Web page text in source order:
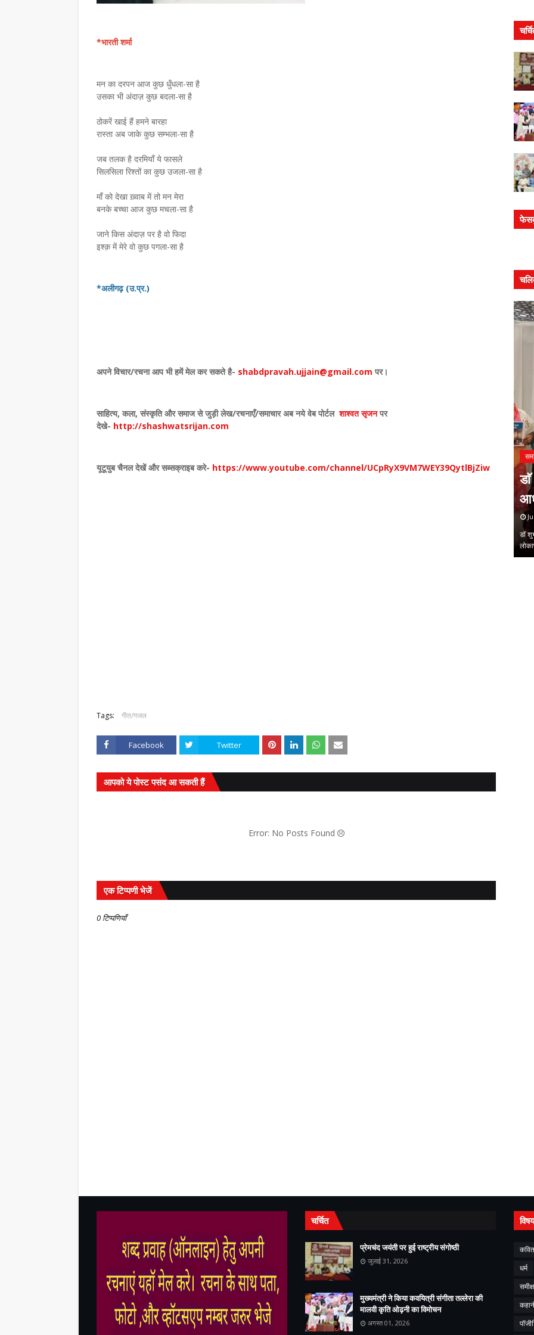
*भारती शर्मा
मन का दरपन आज कुछ धुँधला-सा है
उसका भी अंदाज़ कुछ बदला-सा है
ठोकरें खाई हैं हमने बारहा
रास्ता अब जाके कुछ सम्भला-सा है
जब तलक है दरमियाँ ये फासले
सिलसिला रिश्तों का कुछ उजला-सा है
माँ को देखा ख़्वाब में तो मन मेरा
बनके बच्चा आज कुछ मचला-सा है
जाने किस अंदाज़ पर है वो फिदा
इश्क़ में मेरे वो कुछ पगला-सा है
*अलीगढ़ (उ.प्र.)
अपने विचार/रचना आप भी हमें मेल कर सकते है- shabdpravah.ujjain@gmail.com पर।
साहित्य, कला, संस्कृति और समाज से जुड़ी लेख/रचनाएँ/समाचार अब नये वेब पोर्टल शाश्वत सृजन पर
देखे- http://shashwatsrijan.com
यूटूयुब चैनल देखें और सब्सक्राइब करे- https://www.youtube.com/channel/UCpRyX9VM7WEY39QytlBjZiw
Tags: गीत/गजल
Facebook Twitter
आपको ये पोस्ट पसंद आ सकती हैं
Error: No Posts Found
एक टिप्पणी भेजें
0 टिप्पणियाँ
और समृद्धि का जीवंत
लघुकथाकार सुपेकर राजस्थान में
,
प्रेमचंद का साहित्य आज भी समाज की
डाॅ
चर्चित
प्रेमचंद जयंती पर हुई राष्ट्रीय संगोष्ठी
जुलाई 31, 2026
मुख्यमंत्री ने किया कवयित्री संगीता तल्लेरा की
मालवी कृति ओढ़नी का विमोचन
अगस्त 01, 2026
विषय
धर्म